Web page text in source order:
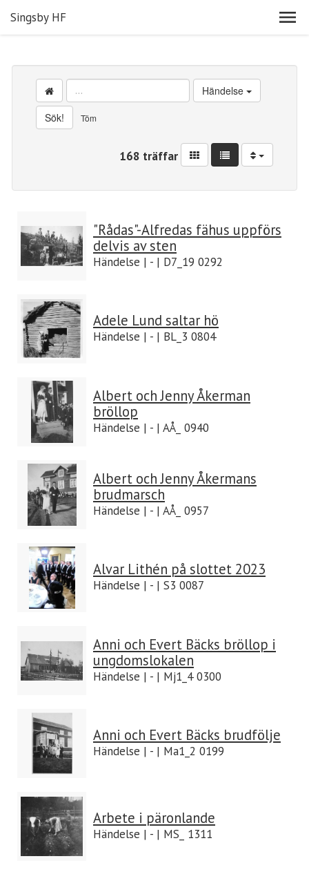
Singsby HF
Händelse
Sök!
Töm
168 träffar
"Rådas"-Alfredas fähus uppförs
delvis av sten
Händelse | - | D7_19 0292
Adele Lund saltar hö
Händelse | - | BL_3 0804
Albert och Jenny Åkerman
bröllop
Händelse | - | AÅ_ 0940
Albert och Jenny Åkermans
brudmarsch
Händelse | - | AÅ_ 0957
Alvar Lithén på slottet 2023
Händelse | - | S3 0087
Anni och Evert Bäcks bröllop i
ungdomslokalen
Händelse | - | Mj1_4 0300
Anni och Evert Bäcks brudfölje
Händelse | - | Ma1_2 0199
Arbete i päronlande
Händelse | - | MS_ 1311